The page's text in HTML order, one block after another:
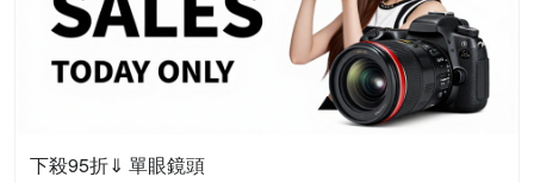
下殺95折⇓ 單眼鏡頭